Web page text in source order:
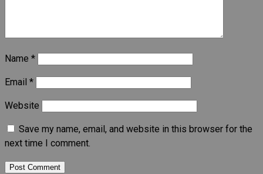
Name *
Email *
Website
Save my name, email, and website in this browser for the
next time I comment.